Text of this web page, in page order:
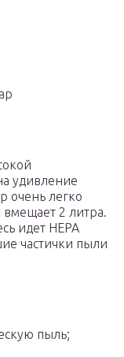
удивление
очень легко
вмещает 2 литра.
идет НЕРА
частички пыли
пыль;